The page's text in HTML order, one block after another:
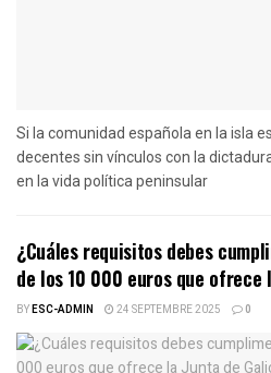
Si la comunidad española en la isla
decentes sin vínculos con la
en la vida política peninsular
¿Cuáles requisitos debes
de los 10 000 euros que ofrece
BYESC-ADMIN 24 SEPTEMBRE 2025 0